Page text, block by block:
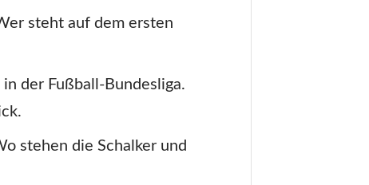
steht auf dem ersten
der Fußball-Bundesliga.
stehen die Schalker und